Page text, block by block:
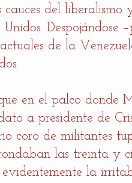
del liberalismo
Unidos. Despojándose
de la
en el palco donde
a presidente de
coro de militantes
las treinta y
la